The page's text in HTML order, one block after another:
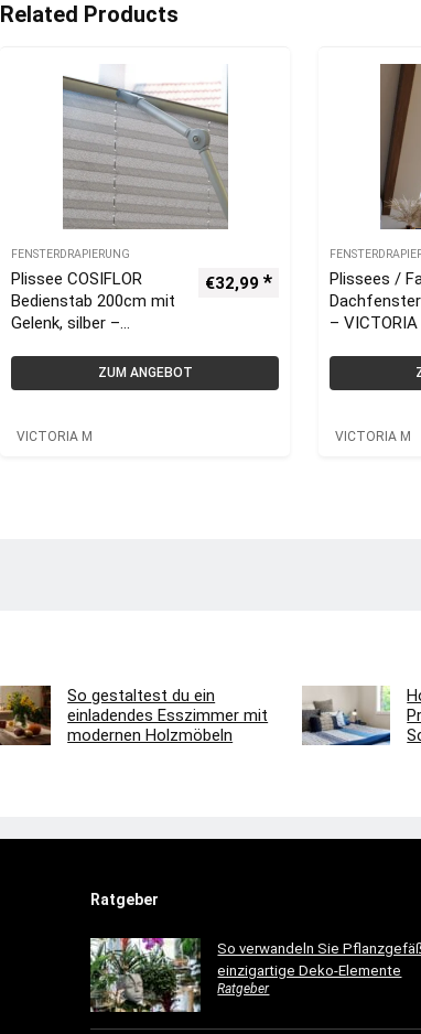
Related Products
FENSTERDRAPIERUNG
Plissee COSIFLOR
Bedienstab 200cm mit
Gelenk, silber –
€32,99
ZUM ANGEBOT
VICTORIA M
Plissees /
– VICTORIA
VICTORIA M
So gestaltest du ein
einladendes Esszimmer mit
modernen Holzmöbeln
Ratgeber
So verwandeln Sie
einzigartige Deko-Elemente
Ratgeber